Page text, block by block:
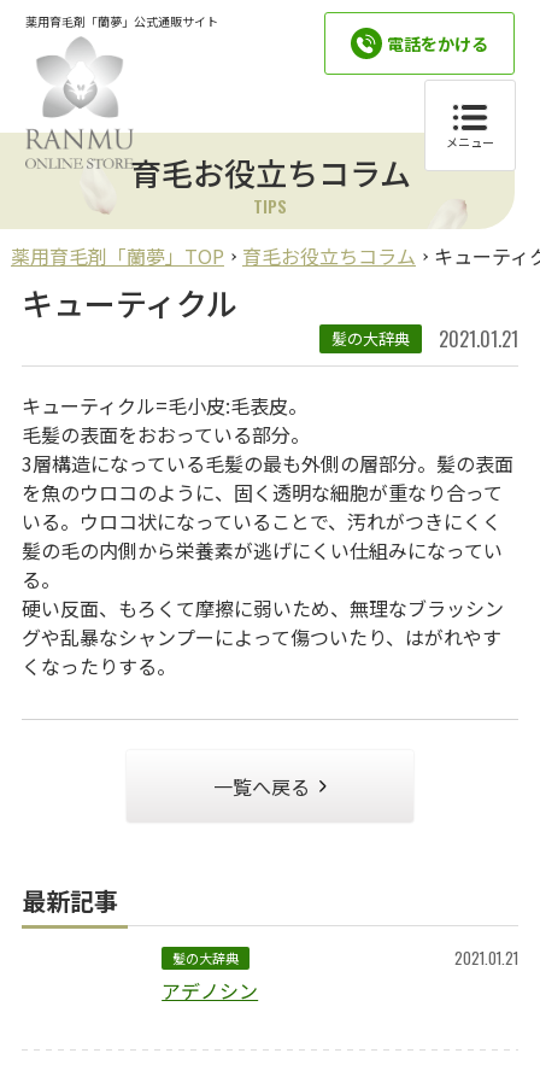
薬用育毛剤「蘭夢」公式通販サイト
電話をかける
メニュー
育毛お役立ちコラム
TIPS
薬用育毛剤「蘭夢」TOP 育毛お役立ちコラム キューティ
キューティクル
髪の大辞典 2021.01.21
キューティクル=毛小皮:毛表皮。
毛髪の表面をおおっている部分。
3層構造になっている毛髪の最も外側の層部分。髪の表面
を魚のウロコのように、固く透明な細胞が重なり合って
いる。ウロコ状になっていることで、汚れがつきにくく
髪の毛の内側から栄養素が逃げにくい仕組みになってい
る。
硬い反面、もろくて摩擦に弱いため、無理なブラッシン
グや乱暴なシャンプーによって傷ついたり、はがれやす
くなったりする。
一覧へ戻る
最新記事
髪の大辞典 2021.01.21
アデノシン